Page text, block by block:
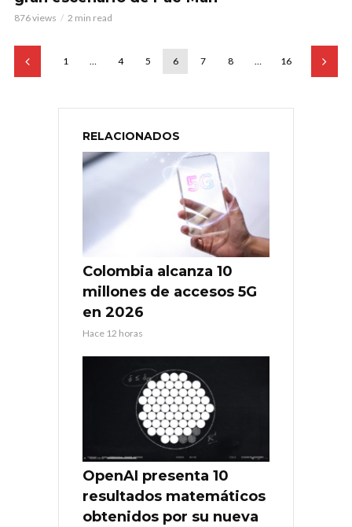
876 views 2 min read
1 … 4 5 6 7 8 … 16
RELACIONADOS
Colombia alcanza 10
millones de accesos 5G
en 2026
Hace 12 horas
OpenAI presenta 10
resultados matemáticos
obtenidos por su nueva